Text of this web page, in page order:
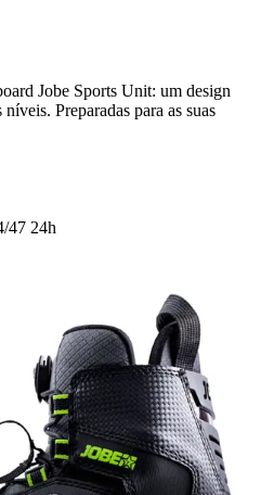
Jobe Sports Unit: um design
Preparadas para as suas
47 24h